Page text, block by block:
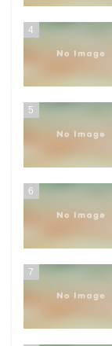
4
5
6
7